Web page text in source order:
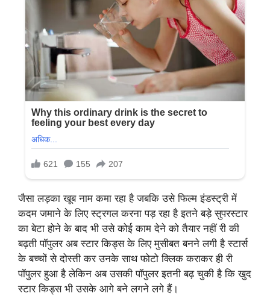
जैसा लड़का खूब नाम कमा रहा है जबकि उसे फिल्म इंडस्ट्री में
कदम जमाने के लिए स्ट्रगल करना पड़ रहा है इतने बड़े सुपरस्टार
का बेटा होने के बाद भी उसे कोई काम देने को तैयार नहीं री की
बढ़ती पॉपुलर अब स्टार किड्स के लिए मुसीबत बनने लगी है स्टार्स
के बच्चों से दोस्ती कर उनके साथ फोटो क्लिक कराकर ही री
पॉपुलर हुआ है लेकिन अब उसकी पॉपुलर इतनी बढ़ चुकी है कि खुद
स्टार किड्स भी उसके आगे बने लगने लगे हैं।